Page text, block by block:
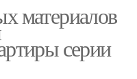
материалов
серии